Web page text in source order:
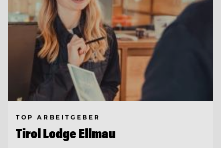
TOP ARBEITGEBER
Tirol Lodge Ellmau